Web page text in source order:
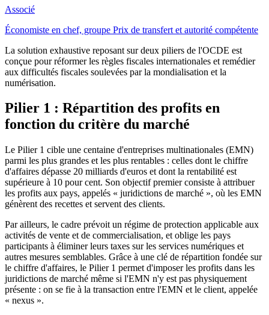
Associé
Économiste en chef, groupe Prix de transfert et autorité compétente
La solution exhaustive reposant sur deux piliers de l'OCDE est
conçue pour réformer les règles fiscales internationales et remédier
aux difficultés fiscales soulevées par la mondialisation et la
numérisation.
Pilier 1 : Répartition des profits en
fonction du critère du marché
Le Pilier 1 cible une centaine d'entreprises multinationales (EMN)
parmi les plus grandes et les plus rentables : celles dont le chiffre
d'affaires dépasse 20 milliards d'euros et dont la rentabilité est
supérieure à 10 pour cent. Son objectif premier consiste à attribuer
les profits aux pays, appelés « juridictions de marché », où les EMN
génèrent des recettes et servent des clients.
Par ailleurs, le cadre prévoit un régime de protection applicable aux
activités de vente et de commercialisation, et oblige les pays
participants à éliminer leurs taxes sur les services numériques et
autres mesures semblables. Grâce à une clé de répartition fondée sur
le chiffre d'affaires, le Pilier 1 permet d'imposer les profits dans les
juridictions de marché même si l'EMN n'y est pas physiquement
présente : on se fie à la transaction entre l'EMN et le client, appelée
« nexus ».